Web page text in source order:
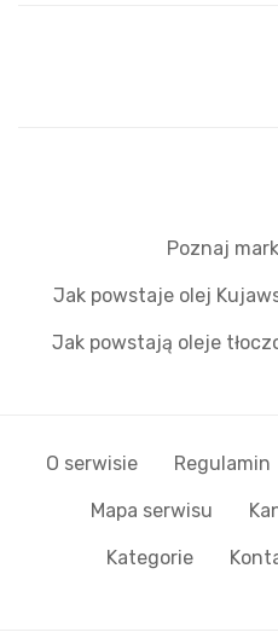
Poznaj
Jak powstaje olej
Jak powstają oleje
O serwisie Regulamin
Mapa serwisu
Kategorie